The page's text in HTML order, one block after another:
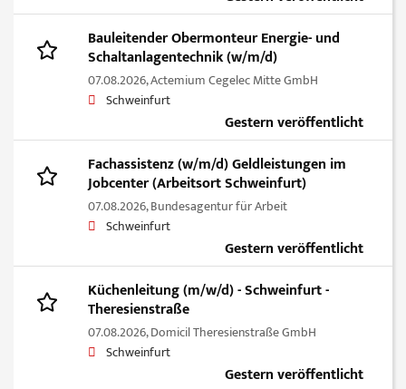
Bauleitender Obermonteur Energie- und
Schaltanlagentechnik (w/m/d)
07.08.2026,Actemium Cegelec Mitte GmbH
Schweinfurt
Gestern veröffentlicht
Fachassistenz (w/m/d) Geldleistungen im
Jobcenter (Arbeitsort Schweinfurt)
07.08.2026,Bundesagentur für Arbeit
Schweinfurt
Gestern veröffentlicht
Küchenleitung (m/w/d) - Schweinfurt -
Theresienstraße
07.08.2026,Domicil Theresienstraße GmbH
Schweinfurt
Gestern veröffentlicht